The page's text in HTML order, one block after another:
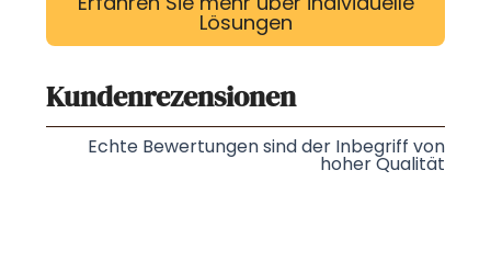
Lösungen
Kundenrezensionen
Echte Bewertungen sind der Inbegriff von
hoher Qualität